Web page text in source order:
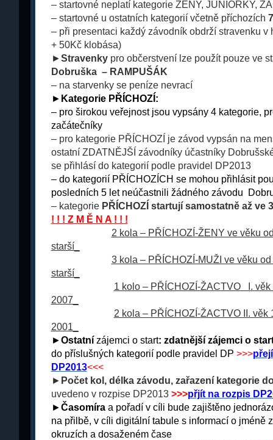
– startovné neplatí kategorie ŽENY, JUNIORKY,
– startovné u ostatních kategorií včetně příchozích
– při presentaci každý závodník obdrží stravenku v
+ 50Kč klobása)
►Stravenky pro občerstvení lze použít pouze ve
Dobruška – RAMPUŠÁK
– na starvenky se peníze nevrací
► Kategorie PŘÍCHOZÍ:
– pro širokou veřejnost jsou vypsány 4 kategorie,
začátečníky
– pro kategorie PŘÍCHOZÍ je závod vypsán na
ostatní ZDATNĚJŠÍ závodníky účastníky
se přihlásí do kategorií podle pravidel DP2013
– do kategorií PŘÍCHOZÍCH se mohou přihlásit
posledních 5 let neúčastnili žádného závodu
– kategorie PŘÍCHOZÍ startují samostatně až ve
! ! ! Z M Ě N A ! ! !
2 kola – PŘÍCHOZÍ-ŽENY ve věku
starší_
3 kola – PŘÍCHOZÍ-MUŽI ve věku
starší_
1 kolo – PŘÍCHOZÍ-ŽACTVO I.
2007_
2 kola – PŘÍCHOZÍ-ŽACTVO II. věk
2001_
►Ostatnízájemci o start: zdatnější zájemci o
do příslušných kategorií podle pravidel DP >>>
DP2013<<<
► Počet kol, délka závodu, zařazení kategorie
uvedeno v rozpise DP2013>>>přjít na rozpis
►Časomíraa pořadí v cíli bude zajištěno
na přilbě, v cíli digitální tabule s informací o jméně
okruzích a dosaženém čase